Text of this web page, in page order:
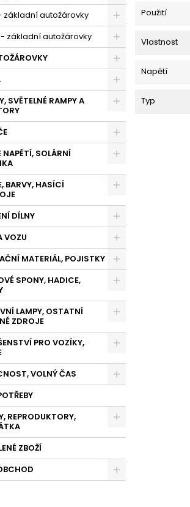
základní autožárovky
základní autožárovky
SVĚTELNÉ RAMPY A
NAPĚTÍ, SOLÁRNÍ
BARVY, HASÍCÍ
DÍLNY
VOZU
MATERIÁL, POJISTKY
SPONY, HADICE,
LAMPY, OSTATNÍ
ZDROJE
PRO VOZÍKY,
VOLNÝ ČAS
REPRODUKTORY,
ZBOŽÍ
Použití
Vlastnost
Napětí
Typ